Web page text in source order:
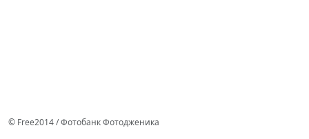
© Free2014 / Фотобанк Фотодженика